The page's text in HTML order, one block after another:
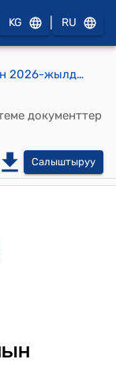
KG RU
Кыргыз Республикасынын 2026-жылдын 3-июнундагы № 80 "Кыргыз Республикасынын Мамлекеттик протоколу жөнүндө" Мыйзамы
документтер
Салыштыруу